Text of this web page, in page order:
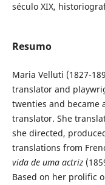
século XIX,
Resumo
Maria Velluti (1827-
translator and
twenties and became
translator. She
she directed,
translations from
vida de uma actriz
Based on her prolific